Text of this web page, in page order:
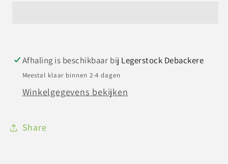
Afhaling is beschikbaar bij Legerstock Debackere
Meestal klaar binnen 2-4 dagen
Winkelgegevens bekijken
Share